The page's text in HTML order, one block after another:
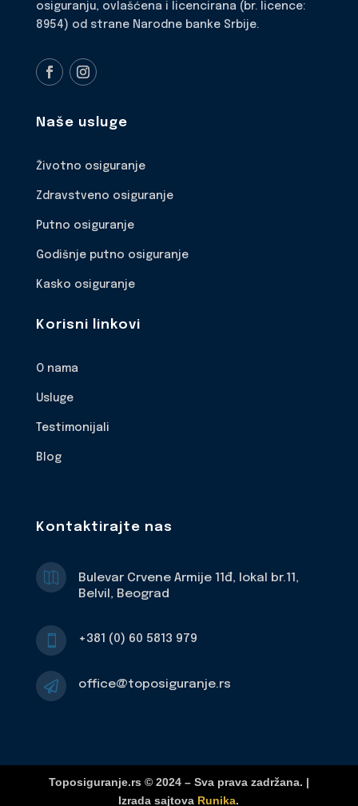
osiguranju, ovlašćena i licencirana (br. licence:
8954) od strane Narodne banke Srbije.
Naše usluge
Životno osiguranje
Zdravstveno osiguranje
Putno osiguranje
Godišnje putno osiguranje
Kasko osiguranje
Korisni linkovi
O nama
Usluge
Testimonijali
Blog
Kontaktirajte nas

Bulevar Crvene Armije 11đ, lokal br.11,
Belvil, Beograd
 +381 (0) 60 5813 979
 office@toposiguranje.rs
Toposiguranje.rs © 2024 – Sva prava zadržana. |
Izrada sajtova Runika.